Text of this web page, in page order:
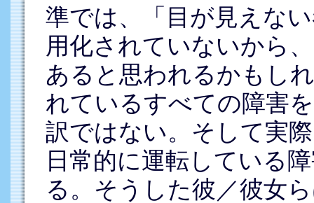
準では、「目が見えな
用化されていないから
あると思われるかもし
れているすべての障害
訳ではない。そして実
日常的に運転している
る。そうした彼／彼女